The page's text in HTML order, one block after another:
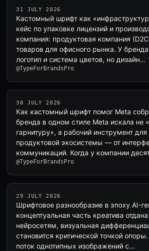
31 JULY 2026
Кастомный шрифт как
кейс по упаковке лицензий и
компания: продуктовая компания
товаров для офисного рынка. У
логотип и система цветов, но дизайн…
@TypeForBrandsPro
30 JULY 2026
Как кастомный шрифт помог Meta
бренда в одном стиле Meta искала не
гарнитуру», а рабочий инструмент для
продуктовой экосистемы — от
коммуникаций. Когда у компании
@TypeForBrandsPro
29 JULY 2026
Шрифтовое разнообразие в эпоху AI-
концептуальная часть креатива
нейросетям, визуальная
становится критической точкой
поток однотипных изображений с…